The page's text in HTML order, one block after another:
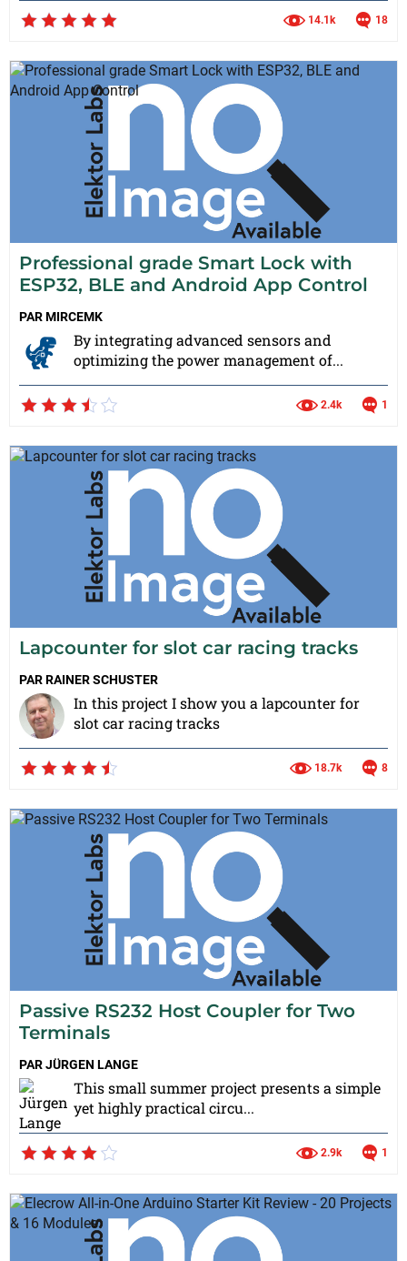
14.1k 18
Professional grade Smart Lock with
ESP32, BLE and Android App Control
PARMIRCEMK
By integrating advanced sensors and
optimizing the power management of...
2.4k 1
Lapcounter for slot car racing tracks
PARRAINER SCHUSTER
In this project I show you a lapcounter for
slot car racing tracks
18.7k 8
Passive RS232 Host Coupler for Two
Terminals
PARJÜRGEN LANGE
This small summer project presents a simple
yet highly practical circu...
2.9k 1